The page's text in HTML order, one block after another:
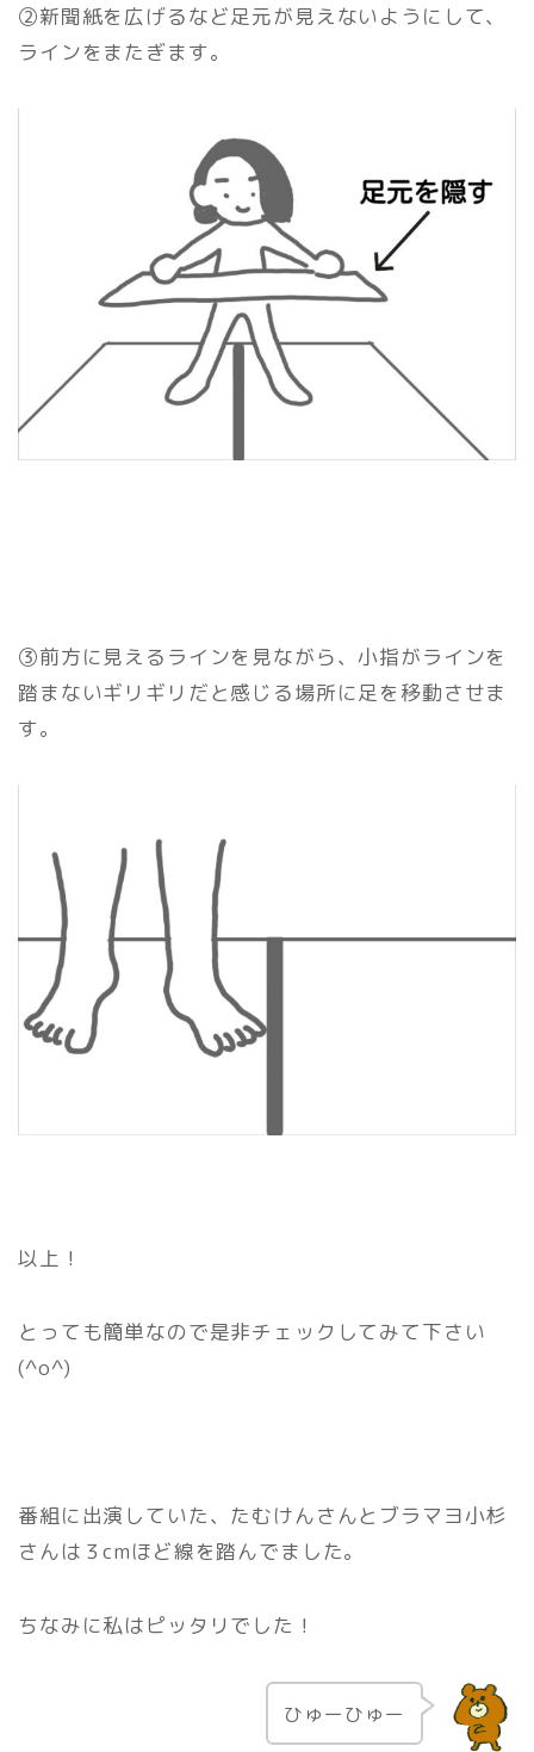
②新聞紙を広げるなど足元が見えないようにして、
ラインをまたぎます。
③前方に見えるラインを見ながら、小指がラインを
踏まないギリギリだと感じる場所に足を移動させま
す。
以上！
とっても簡単なので是非チェックしてみて下さい
(^o^)
番組に出演していた、たむけんさんとブラマヨ小杉
さんは３cmほど線を踏んでました。
ちなみに私はピッタリでした！
ひゅーひゅー